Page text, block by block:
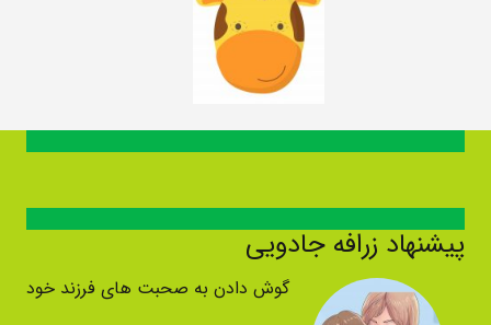
پیشنهاد زرافه جادویی
گوش دادن به صحبت های فرزند خود